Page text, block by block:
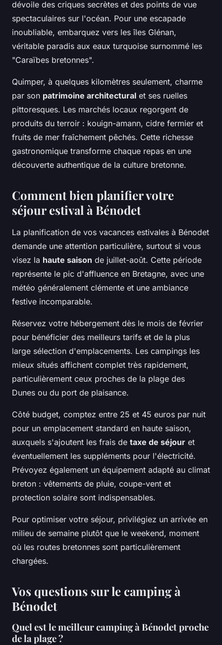
dévoile des criques secrètes et des points de vue
spectaculaires sur l'océan. Pour une escapade
inoubliable, embarquez vers les îles Glénan,
véritable paradis aux eaux turquoise surnommé les
"Caraïbes bretonnes".
Quimper, à quelques kilomètres seulement, charme
par son patrimoine architectural et ses ruelles
pittoresques. Les marchés locaux regorgent de
produits du terroir : kouign-amann, cidre fermier et
fruits de mer fraîchement pêchés. Cette richesse
gastronomique transforme chaque repas en une
découverte authentique de la culture bretonne.
Comment bien planifier votre
séjour estival à Bénodet
La planification de vos vacances estivales à Bénodet
demande une attention particulière, surtout si vous
visez la haute saison de juillet-août. Cette période
représente le pic d'affluence en Bretagne, avec une
météo généralement clémente et une ambiance
festive incomparable.
Réservez votre hébergement dès le mois de février
pour bénéficier des meilleurs tarifs et de la plus
large sélection d'emplacements. Les campings les
mieux situés affichent complet très rapidement,
particulièrement ceux proches de la plage des
Dunes ou du port de plaisance.
Côté budget, comptez entre 25 et 45 euros par nuit
pour un emplacement standard en haute saison,
auxquels s'ajoutent les frais de taxe de séjour et
éventuellement les suppléments pour l'électricité.
Prévoyez également un équipement adapté au climat
breton : vêtements de pluie, coupe-vent et
protection solaire sont indispensables.
Pour optimiser votre séjour, privilégiez un arrivée en
milieu de semaine plutôt que le weekend, moment
où les routes bretonnes sont particulièrement
chargées.
Vos questions sur le camping à
Bénodet
Quel est le meilleur camping à Bénodet proche
de la plage ?